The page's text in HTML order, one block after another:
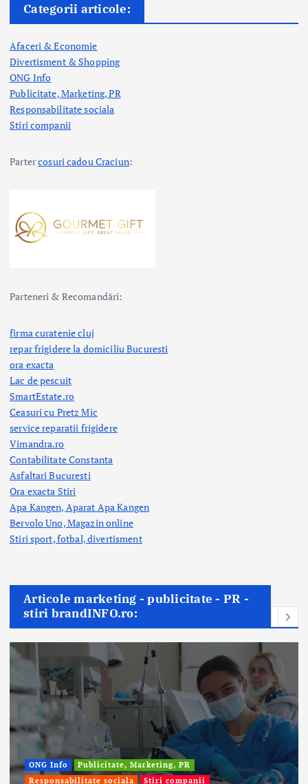
Categorii articole:
Afaceri & Economie
Divertisment & Shopping
ONG Info
Publicitate, Marketing, PR
Responsabilitate sociala
Stiri companii
Partercosuri cadou Craciun:
Parteneri & Recomandări:
firma curatenie cluj
repar frigidere la domiciliu Bucuresti
ora exacta
Lac de pescuit
SmartEstate.ro
Ceasuri cu Pretz Mic
service reparatii frigidere
Vimandra.ro
Contabilitate Constanta
Asfaltari Bucuresti
Ora exacta Stiri
Apa Kangen, Aparat Apa Kangen
Bervolo Uno, Magazin online
Stiri sport, fotbal,divertisment
Articole marketing - publicitate - PR -
stiri brandINFO.ro:
ONG Info
Publicitate, Marketing, PR
Responsabilitate sociala
Stiri companii